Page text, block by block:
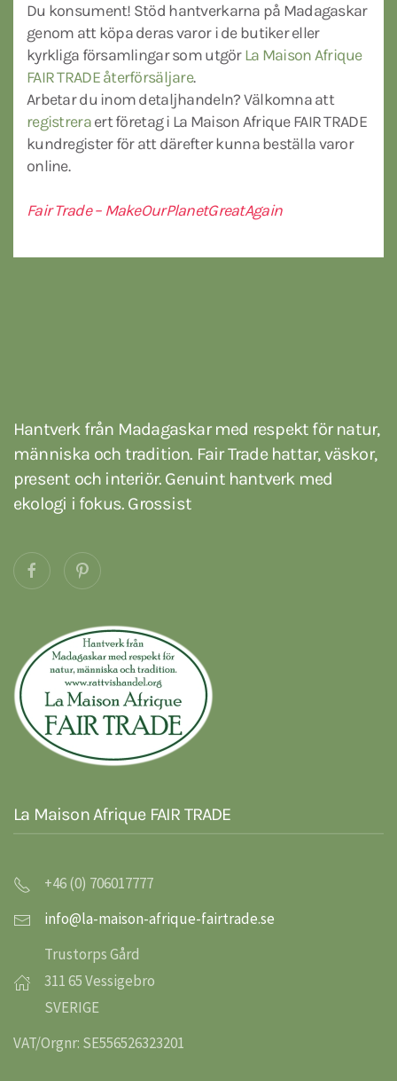
Du konsument! Stöd hantverkarna på Madagaskar
genom att köpa deras varor i de butiker eller
kyrkliga församlingar som utgörLa Maison Afrique
FAIR TRADE återförsäljare.
Arbetar du inom detaljhandeln? Välkomna att
registreraert företag i La Maison Afrique FAIR TRADE
kundregister för att därefter kunna beställa varor
online.
Fair Trade – MakeOurPlanetGreatAgain
Hantverk från Madagaskar med respekt för natur,
människa och tradition. Fair Trade hattar, väskor,
present och interiör. Genuint hantverk med
ekologi i fokus. Grossist
La Maison Afrique FAIR TRADE
+46 (0) 706017777
info@la-maison-afrique-fairtrade.se
Trustorps Gård
311 65 Vessigebro
SVERIGE
VAT/Orgnr: SE556526323201